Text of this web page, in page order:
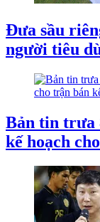
Đưa sầu
người tiêu
Bản tin trưa
kế hoạch